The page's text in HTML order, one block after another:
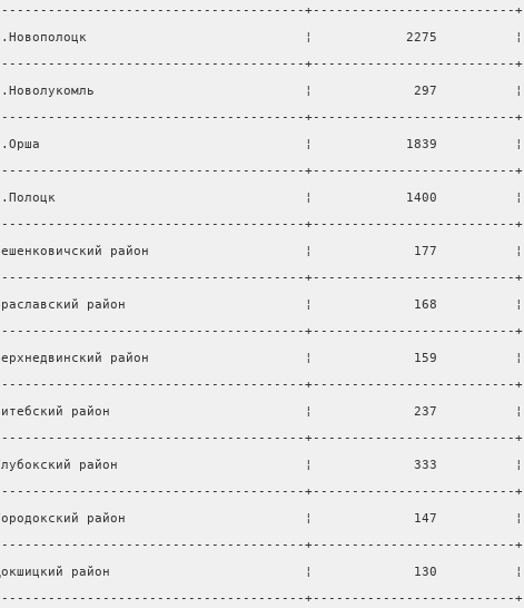
+--------------------------+
¦            2275          ¦
+--------------------------+
¦             297          ¦
+--------------------------+
¦            1839          ¦
+--------------------------+
¦            1400          ¦
+--------------------------+
район                    ¦             177          ¦
+--------------------------+
район                       ¦             168          ¦
+--------------------------+
район                    ¦             159          ¦
+--------------------------+
район                         ¦             237          ¦
+--------------------------+
район                        ¦             333          ¦
+--------------------------+
район                       ¦             147          ¦
+--------------------------+
район                         ¦             130          ¦
+--------------------------+